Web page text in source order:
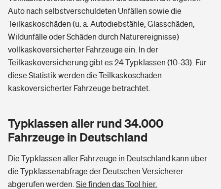
Auto nach selbstverschuldeten Unfällen sowie die
Teilkaskoschäden (u. a. Autodiebstähle, Glasschäden,
Wildunfälle oder Schäden durch Naturereignisse)
vollkaskoversicherter Fahrzeuge ein. In der
Teilkaskoversicherung gibt es 24 Typklassen (10-33). Für
diese Statistik werden die Teilkaskoschäden
kaskoversicherter Fahrzeuge betrachtet.
Typklassen aller rund 34.000
Fahrzeuge in Deutschland
Die Typklassen aller Fahrzeuge in Deutschland kann über
die Typklassenabfrage der Deutschen Versicherer
abgerufen werden. Sie finden das Tool hier.